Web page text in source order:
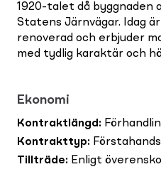
1920-talet då byggnaden
Statens Järnvägar. Idag
renoverad och erbjuder
med tydlig karaktär och
Ekonomi
Kontraktlängd :
Kontrakttyp:
Tillträde: Enligt